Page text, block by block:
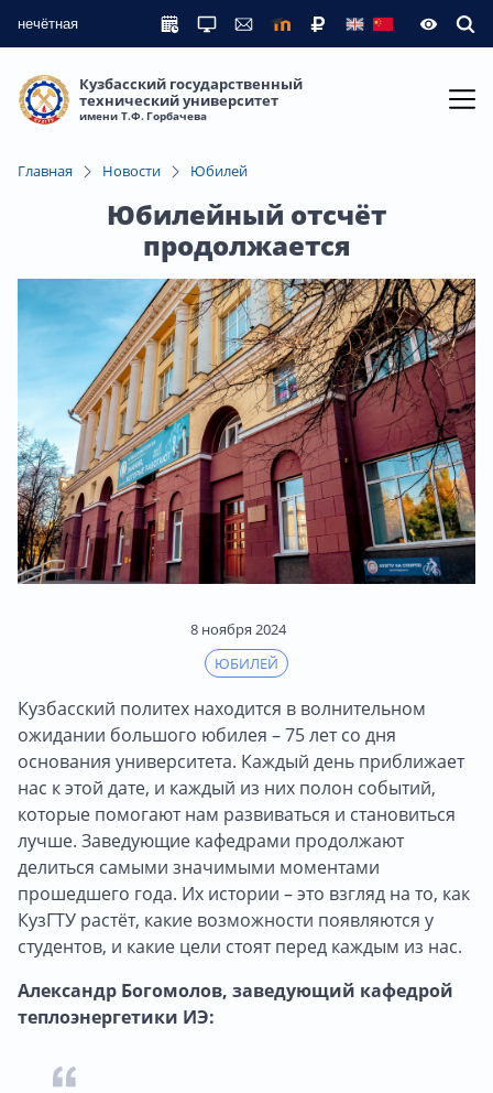
нечётная
Кузбасский государственный
технический университет
имени Т.Ф. Горбачева
Главная Новости Юбилей
Юбилейный отсчёт
продолжается
8 ноября 2024
ЮБИЛЕЙ
Кузбасский политех находится в волнительном
ожидании большого юбилея – 75 лет со дня
основания университета. Каждый день приближает
нас к этой дате, и каждый из них полон событий,
которые помогают нам развиваться и становиться
лучше. Заведующие кафедрами продолжают
делиться самыми значимыми моментами
прошедшего года. Их истории – это взгляд на то, как
КузГТУ растёт, какие возможности появляются у
студентов, и какие цели стоят перед каждым из нас.
Александр Богомолов, заведующий кафедрой
теплоэнергетики ИЭ: